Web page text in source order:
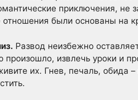
приключения,
отношения были основаны на
Развод неизбежно
произошло, извлечь уроки и
их. Гнев, печаль, обида